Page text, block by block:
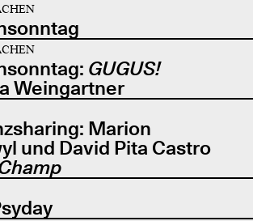
GUGUS!
Weingartner
Marion
und David Pita Castro